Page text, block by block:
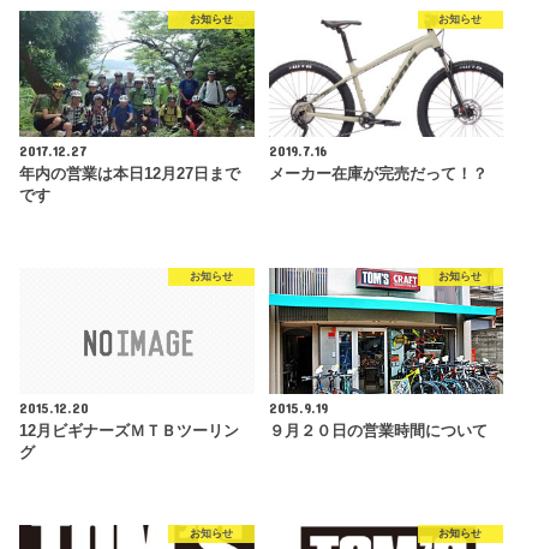
お知らせ
2017.12.27
年内の営業は本日12月27日まで
です
お知らせ
2019.7.16
メーカー在庫が完売だって！？
お知らせ
2015.12.20
12月ビギナーズＭＴＢツーリン
グ
お知らせ
2015.9.19
９月２０日の営業時間について
お知らせ お知らせ